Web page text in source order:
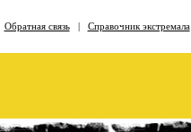
Обратная связь| Справочник экстремала